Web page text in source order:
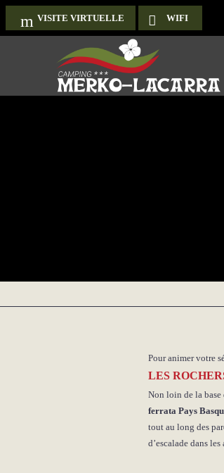
VISITE VIRTUELLE WIFI
Pour animer votre
LES
Non loin de la
ferrata Pays
tout au long des
d’escalade dans